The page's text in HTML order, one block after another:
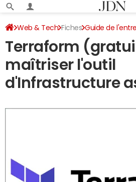
Web & Tech Fiches Guide de
Terraform
maîtriser l'outil
d'Infrastructure